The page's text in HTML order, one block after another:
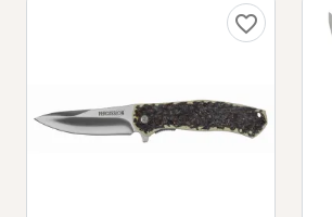
favorite_border